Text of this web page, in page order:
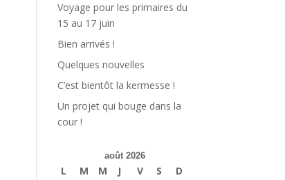
Voyage pour les primaires du
15 au 17 juin
Bien arrivés !
Quelques nouvelles
C’est bientôt la kermesse !
Un projet qui bouge dans la
cour !
août 2026
L M M J V S
D